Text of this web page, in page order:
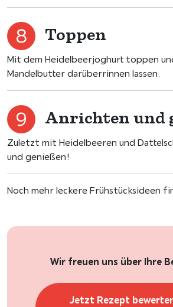
Toppen
Mit dem Heidelbeerjoghurt toppen
Mandelbutter darüberrinnen lassen.
Anrichten und
Zuletzt mit Heidelbeeren und
und genießen!
Noch mehr leckere Frühstücksideen
Wir freuen uns über Ihre
Jetzt Rezept